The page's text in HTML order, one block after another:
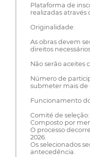
Plataforma de
realizadas
Originalidade:
As obras devem
direitos
Não serão aceites
Número de
submeter mais de
Funcionamento
Comité de seleção:
Composto por
O processo
2026.
Os selecionados
antecedência.